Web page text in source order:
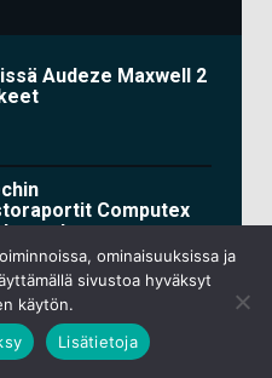
Audeze Maxwell 2
Computex
Keychron K2 HE
ominaisuuksissa ja
sivustoa hyväksyt
käytön.
Lisätietoja